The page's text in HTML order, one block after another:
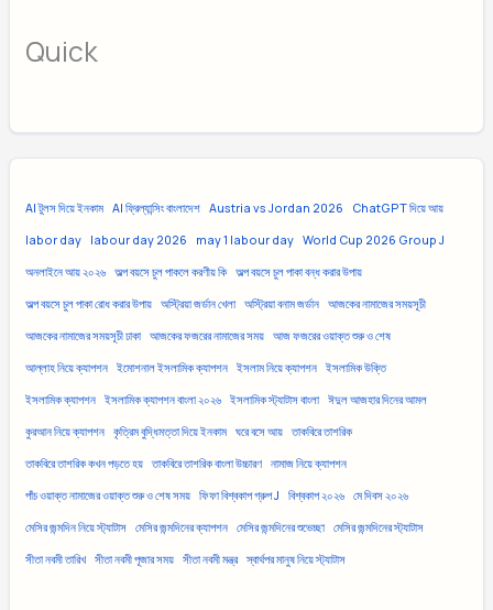
Quick
AI টুলস দিয়ে ইনকাম AI ফ্রিল্যান্সিং বাংলাদেশ Austria vs Jordan 2026 ChatGPT দিয়ে আয়
labor day labour day 2026 may 1 labour day World Cup 2026 Group J
অনলাইনে আয় ২০২৬ অল্প বয়সে চুল পাকলে করণীয় কি অল্প বয়সে চুল পাকা বন্ধ করার উপায়
অল্প বয়সে চুল পাকা রোধ করার উপায় অস্ট্রিয়া জর্ডান খেলা অস্ট্রিয়া বনাম জর্ডান আজকের নামাজের সময়সূচী
আজকের নামাজের সময়সূচী ঢাকা আজকের ফজরের নামাজের সময় আজ ফজরের ওয়াক্ত শুরু ও শেষ
আল্লাহ নিয়ে ক্যাপশন ইমোশনাল ইসলামিক ক্যাপশন ইসলাম নিয়ে ক্যাপশন ইসলামিক উক্তি
ইসলামিক ক্যাপশন ইসলামিক ক্যাপশন বাংলা ২০২৬ ইসলামিক স্ট্যাটাস বাংলা ঈদুল আজহার দিনের আমল
কুরআন নিয়ে ক্যাপশন কৃত্রিম বুদ্ধিমত্তা দিয়ে ইনকাম ঘরে বসে আয় তাকবিরে তাশরিক
তাকবিরে তাশরিক কখন পড়তে হয় তাকবিরে তাশরিক বাংলা উচ্চারণ নামাজ নিয়ে ক্যাপশন
পাঁচ ওয়াক্ত নামাজের ওয়াক্ত শুরু ও শেষ সময় ফিফা বিশ্বকাপ গ্রুপ J বিশ্বকাপ ২০২৬ মে দিবস ২০২৬
মেসির জন্মদিন নিয়ে স্ট্যাটাস মেসির জন্মদিনের ক্যাপশন মেসির জন্মদিনের শুভেচ্ছা মেসির জন্মদিনের স্ট্যাটাস
সীতা নবমী তারিখ সীতা নবমী পূজার সময় সীতা নবমী মন্ত্র স্বার্থপর মানুষ নিয়ে স্ট্যাটাস